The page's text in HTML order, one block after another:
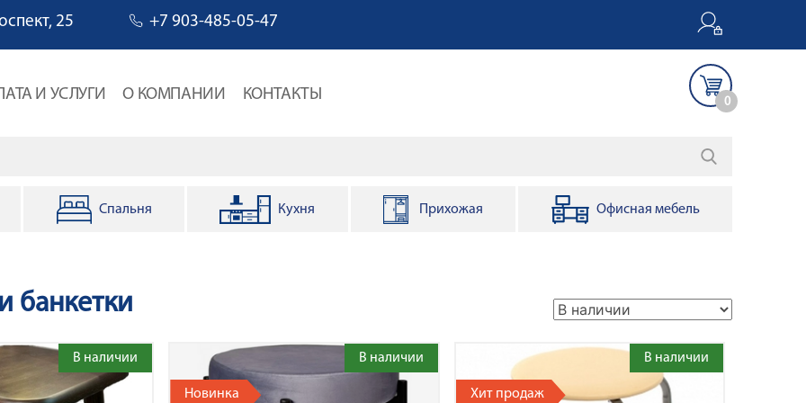
25 +7 903-485-05-47
И УСЛУГИ О КОМПАНИИ КОНТАКТЫ 0
Спальня Кухня Прихожая Офисная мебель
банкетки
В наличии
Новинка
В наличии
Хит продаж
В наличии